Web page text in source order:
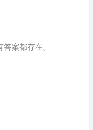
案都存在。